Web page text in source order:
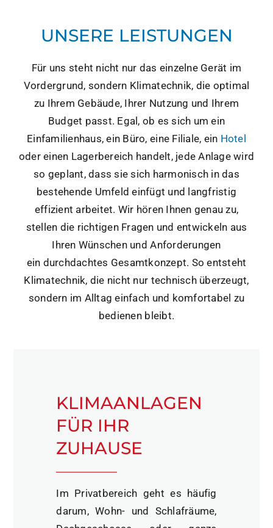
UNSERE LEISTUNGEN
Für uns steht nicht nur das einzelne Gerät im
Vordergrund, sondern Klimatechnik, die optimal
zu Ihrem Gebäude, Ihrer Nutzung und Ihrem
Budget passt. Egal, ob es sich um ein
Einfamilienhaus, ein Büro, eine Filiale, ein Hotel
oder einen Lagerbereich handelt, jede Anlage wird
so geplant, dass sie sich harmonisch in das
bestehende Umfeld einfügt und langfristig
effizient arbeitet. Wir hören Ihnen genau zu,
stellen die richtigen Fragen und entwickeln aus
Ihren Wünschen und Anforderungen
ein durchdachtes Gesamtkonzept. So entsteht
Klimatechnik, die nicht nur technisch überzeugt,
sondern im Alltag einfach und komfortabel zu
bedienen bleibt.
KLIMAANLAGEN
FÜR IHR
ZUHAUSE
Im Privatbereich geht es häufig
darum, Wohn- und Schlafräume,